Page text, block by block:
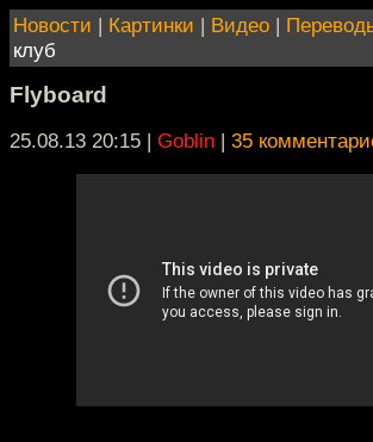
Новости | Картинки | Видео |
клуб
Flyboard
25.08.13 20:15 | Goblin | 35